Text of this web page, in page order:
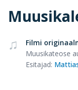
Filmi
Muusikateose
Esitajad: